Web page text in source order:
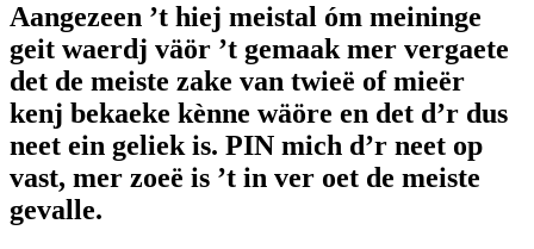
Aangezeen ’t hiej meistal óm meininge
geit waerdj väör ’t gemaak mer vergaete
det de meiste zake van twieë of mieër
kenj bekaeke kènne wäöre en det d’r dus
neet ein geliek is. PIN mich d’r neet op
vast, mer zoeë is ’t in ver oet de meiste
gevalle.